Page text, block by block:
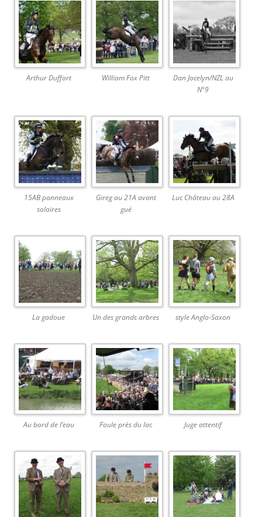
Arthur Duffort William Fox Pitt
Dan Jocelyn/NZL au
N°9
15AB panneaux
solaires
Gireg au 21A avant
gué
Luc Château au 28A
La gadoue Un des grands arbres style Anglo-Saxon
Au bord de l’eau Foule près du lac Juge attentif